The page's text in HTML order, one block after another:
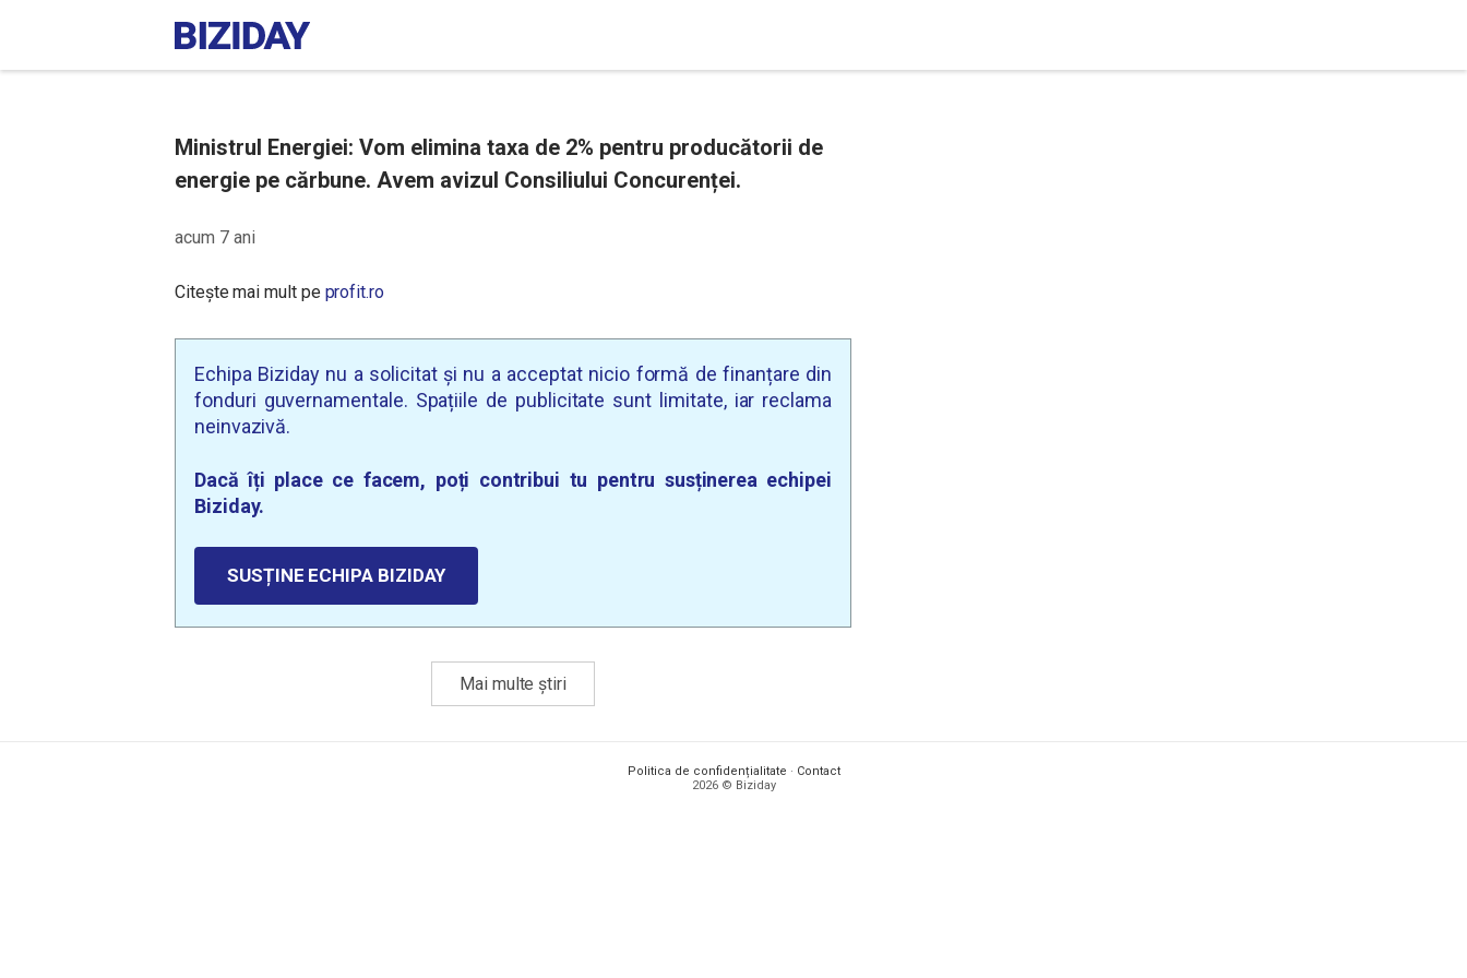
Ministrul Energiei: Vom elimina taxa de 2% pentru producătorii de
energie pe cărbune. Avem avizul Consiliului Concurenței.
acum 7 ani
Citește mai mult pe profit.ro
Echipa Biziday nu a solicitat și nu a acceptat nicio formă de finanțare din
fonduri guvernamentale. Spațiile de publicitate sunt limitate, iar reclama
neinvazivă.
Dacă îți place ce facem, poți contribui tu pentru susținerea echipei
Biziday.
SUSȚINE ECHIPA BIZIDAY
Mai multe știri
Politica de confidențialitate · Contact
2026 © Biziday